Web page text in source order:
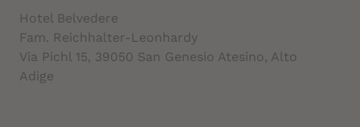
Hotel Belvedere
Fam. Reichhalter-Leonhardy
Via Pichl 15, 39050 San Genesio Atesino, Alto
Adige